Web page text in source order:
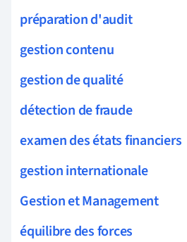
préparation d'audit
gestion contenu
gestion de qualité
détection de fraude
examen des états financiers
gestion internationale
Gestion et Management
équilibre des forces